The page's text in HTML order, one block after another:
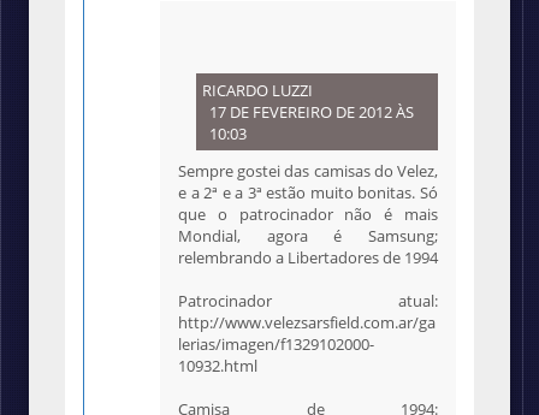
RICARDO LUZZI
17 DE FEVEREIRO DE 2012 ÀS
10:03
Sempre gostei das camisas do Velez,
e a 2ª e a 3ª estão muito bonitas. Só
que o patrocinador não é mais
Mondial, agora é Samsung;
relembrando a Libertadores de 1994
Patrocinador atual:
http://www.velezsarsfield.com.ar/ga
lerias/imagen/f1329102000-
10932.html
Camisa de 1994: